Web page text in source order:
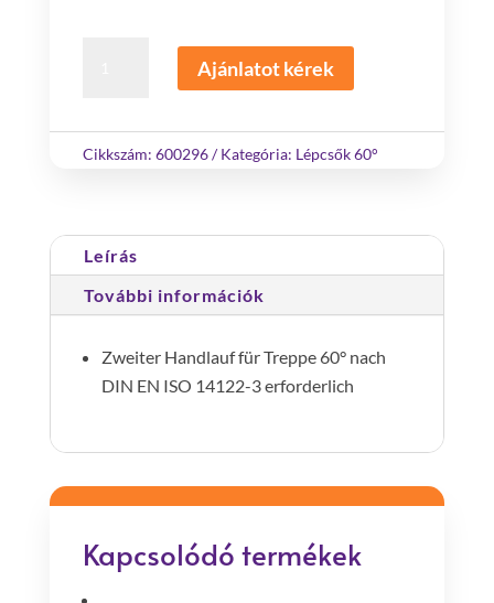
lépcsőfok
mennyiség
Ajánlatot kérek
Cikkszám: 600296 Kategória: Lépcsők 60°
Leírás
További információk
Zweiter Handlauf für Treppe 60° nach
DIN EN ISO 14122-3 erforderlich
Kapcsolódó termékek